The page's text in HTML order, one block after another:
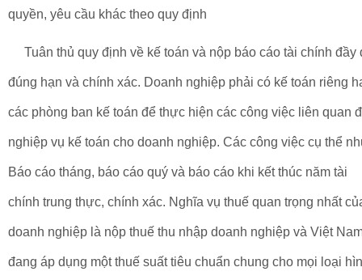
quyền, yêu cầu khác theo quy định
Tuân thủ quy định về kế toán và nộp báo cáo tài chính đầy
đúng hạn và chính xác. Doanh nghiệp phải có kế toán riêng
các phòng ban kế toán để thực hiện các công việc liên quan
nghiệp vụ kế toán cho doanh nghiệp. Các công việc cụ thể
Báo cáo tháng, báo cáo quý và báo cáo khi kết thúc năm tài
chính trung thực, chính xác. Nghĩa vụ thuế quan trọng nhất
doanh nghiệp là nộp thuế thu nhập doanh nghiệp và Việt
đang áp dụng một thuế suất tiêu chuẩn chung cho mọi loại